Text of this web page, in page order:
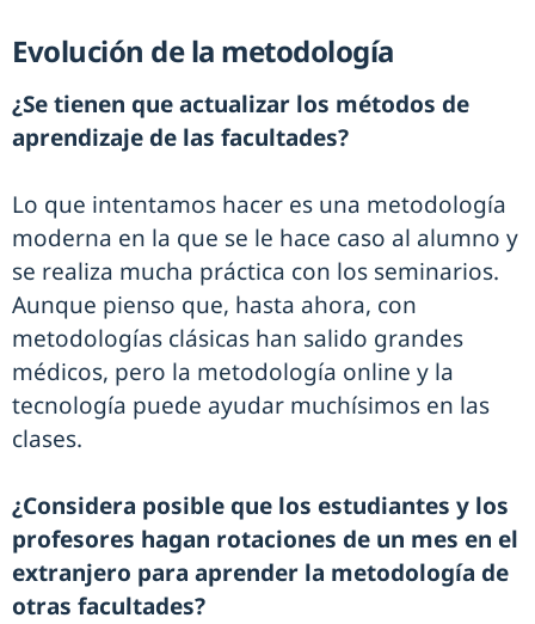
Evolución de la metodología
¿Se tienen que actualizar los métodos de
aprendizaje de las facultades?
Lo que intentamos hacer es una metodología
moderna en la que se le hace caso al alumno y
se realiza mucha práctica con los seminarios.
Aunque pienso que, hasta ahora, con
metodologías clásicas han salido grandes
médicos, pero la metodología online y la
tecnología puede ayudar muchísimos en las
clases.
¿Considera posible que los estudiantes y los
profesores hagan rotaciones de un mes en el
extranjero para aprender la metodología de
otras facultades?